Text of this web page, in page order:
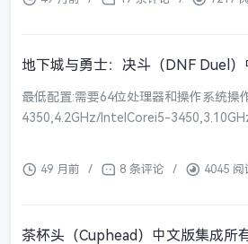
地下城与勇士：决斗（DNF Duel）
最低配置:需要64位处理器和操作系统
4350,4.2GHz/IntelCorei5-3450,3.10GHz
49 月前 / 8 条评论 / 4045 阅
茶杯头（Cuphead）中文版集成所